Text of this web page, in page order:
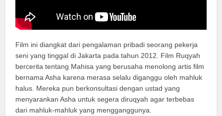
Film ini diangkat dari pengalaman pribadi seorang pekerja
seni yang tinggal di Jakarta pada tahun 2012. Film Ruqyah
bercerita tentang Mahisa yang berusaha menolong artis film
bernama Asha karena merasa selalu diganggu oleh mahluk
halus. Mereka pun berkonsultasi dengan ustad yang
menyarankan Asha untuk segera diruqyah agar terbebas
dari mahluk-mahluk yang mengganggunya.